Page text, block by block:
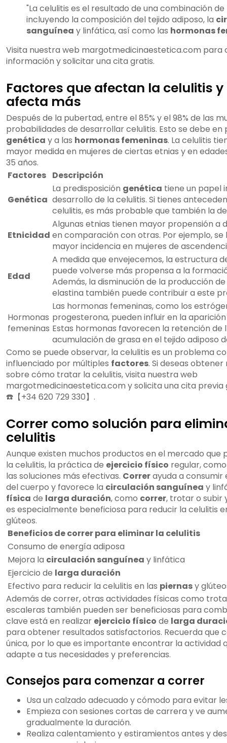
"La celulitis es el resultado de una combinación de
incluyendo la composición del tejido adiposo, la
sanguínea y linfática, así como las hormonas
Visita nuestra web margotmedicinaestetica.com para
información y solicitar una cita gratis.
Factores que afectan la celulitis
afecta más
Después de la pubertad, entre el 85% y el 98% de las
probabilidades de desarrollar celulitis. Esto se debe en
genética y a las hormonas femeninas. La celulitis
mayor medida en mujeres de ciertas etnias y en
35 años.
Factores Descripción
Genética
La predisposición genética tiene un papel
desarrollo de la celulitis. Si tienes
celulitis, es más probable que también la
Etnicidad
Algunas etnias tienen mayor propensión a
en comparación con otras. Por ejemplo, se
mayor incidencia en mujeres de
Edad
A medida que envejecemos, la estructura
puede volverse más propensa a la
Además, la disminución de la producción
elastina también puede contribuir a este
Hormonas
femeninas
Las hormonas femeninas, como los
progesterona, pueden influir en la
Estas hormonas favorecen la retención de
acumulación de grasa en el tejido adiposo
Como se puede observar, la celulitis es un problema
influenciado por múltiples factores. Si deseas
sobre cómo tratar la celulitis, visita nuestra web
margotmedicinaestetica.com y solicita una cita
☎️【+34 620 729 330】.
Correr como solución para
celulitis
Aunque existen muchos productos en el mercado que
la celulitis, la práctica de ejercicio físico regular,
las soluciones más efectivas. Correrayuda a consumir
del cuerpo y favorece la circulación sanguínea y
física de larga duración, como correr, trotar o subir
es especialmente beneficiosa para reducir la celulitis
glúteos.
Beneficios de correr para eliminar la celulitis
Consumo de energía adiposa
Mejora la circulación sanguínea y linfática
Ejercicio de larga duración
Efectivo para reducir la celulitis en las piernasy
Además de correr, otras actividades físicas como
escaleras también pueden ser beneficiosas para
clave está en realizar ejercicio físico de larga
para obtener resultados satisfactorios. Recuerda que
única, por lo que es importante encontrar la actividad
adapte a tus necesidades y preferencias.
Consejos para comenzar a correr
Usa un calzado adecuado y cómodo para evitar
Empieza con sesiones cortas de carrera y ve
gradualmente la duración.
Realiza calentamiento y estiramientos antes y